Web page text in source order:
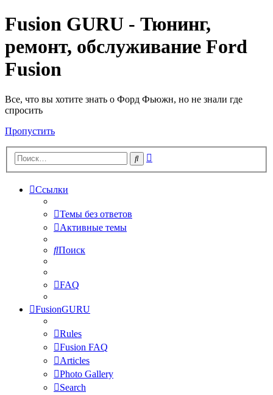
Fusion GURU - Тюнинг,
ремонт, обслуживание Ford
Fusion
Все, что вы хотите знать о Форд Фьюжн, но не знали где
спросить
Пропустить
Поиск
Ссылки
Темы без ответов
Активные темы
Поиск
FAQ
FusionGURU
Rules
Fusion FAQ
Articles
Photo Gallery
Search